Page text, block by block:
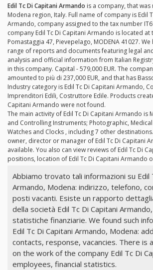
Edil Tc Di Capitani Armando is a company, that
Modena region, Italy. Full name of company is Edil
Armando, company assigned to the tax number
company Edil Tc Di Capitani Armando is located at
Pomastaggia 47, Pievepelago, MODENA 41027.
range of reports and documents featuring legal
analysis and official information from Italian
in this company. Capital - 579,000 EUR. The
amounted to più di 237,000 EUR, and that has
Industry category is Edil Tc Di Capitani Armando,
Imprenditori Edili, Costruttore Edile. Products
Capitani Armando were not found.
The main activity of Edil Tc Di Capitani Armando is
and Controlling Instruments; Photographic,
Watches and Clocks , including 7 other
owner, director or manager of Edil Tc Di Capitani
available. You also can view reviews of Edil Tc Di
positions, location of Edil Tc Di Capitani Armando
Abbiamo trovato tali informazioni su Edil
Armando, Modena: indirizzo, telefono,
posti vacanti. Esiste un rapporto
della società Edil Tc Di Capitani
statistiche finanziarie. We found such
Edil Tc Di Capitani Armando, Modena:
contacts, response, vacancies. There is
on the work of the company Edil Tc Di
employees, financial statistics.